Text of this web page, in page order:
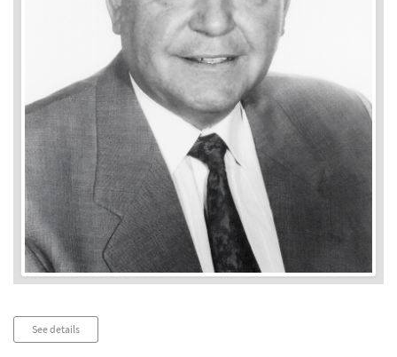
See details